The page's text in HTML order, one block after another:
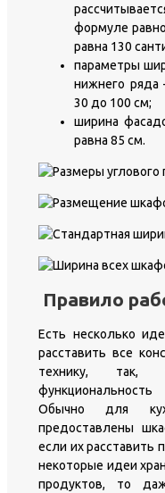
формуле
равна 130
параметры
нижнего ряда
30 до 100 см;
ширина
равна 85 см.
Правило
Есть несколько
расставить все
технику, так,
Обычно для
предоставлены
если их расставить
некоторые идеи
продуктов, то